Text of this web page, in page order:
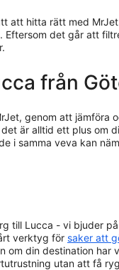
att hitta rätt med
det går att
från
genom att
är alltid ett plus om
i samma veva kan
Lucca - vi bjuder
verktyg för saker att
om din destination
utan att få